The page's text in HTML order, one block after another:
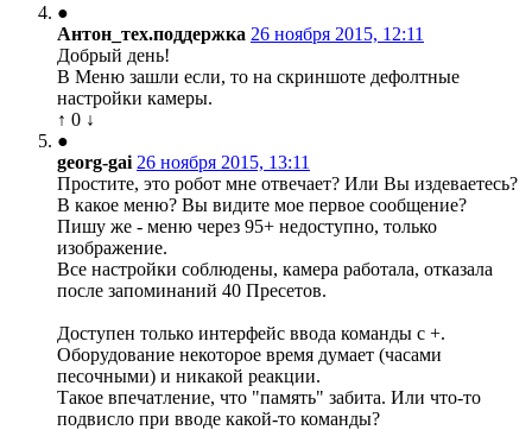
●
Антон_тех.поддержка 26 ноября 2015, 12:11
Добрый день!
В Меню зашли если, то на скриншоте дефолтные
настройки камеры.
↑ 0 ↓
●
georg-gai 26 ноября 2015, 13:11
Простите, это робот мне отвечает? Или Вы издеваетесь?
В какое меню? Вы видите мое первое сообщение?
Пишу же - меню через 95+ недоступно, только
изображение.
Все настройки соблюдены, камера работала, отказала
после запоминаний 40 Пресетов.
Доступен только интерфейс ввода команды с +.
Оборудование некоторое время думает (часами
песочными) и никакой реакции.
Такое впечатление, что "память" забита. Или что-то
подвисло при вводе какой-то команды?